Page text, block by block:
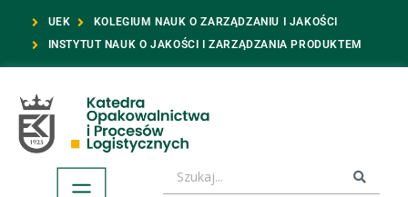
UEK
KOLEGIUM NAUK O ZARZĄDZANIU I JAKOŚCI
INSTYTUT NAUK O JAKOŚCI I ZARZĄDZANIA PRODUKTEM